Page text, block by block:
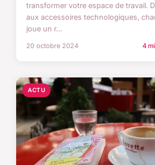
transformer votre espace de travail.
aux accessoires technologiques,
joue un r...
20 octobre 2024 4
ACTU